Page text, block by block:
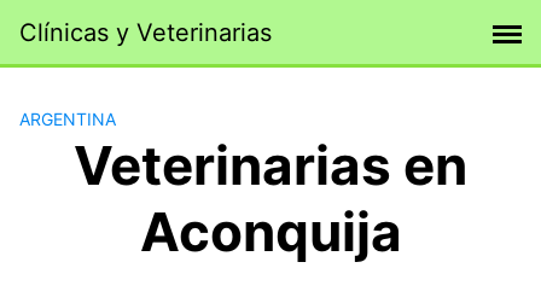
contenido
Clínicas y Veterinarias
ARGENTINA
Veterinarias en
Aconquija